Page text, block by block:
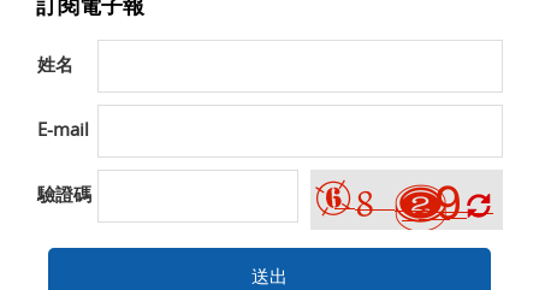
姓名
E-mail
驗證碼
送出